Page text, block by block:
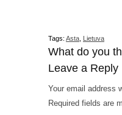
Tags: Asta Lietuva
What do you
Leave a Reply
Your email address
Required fields are